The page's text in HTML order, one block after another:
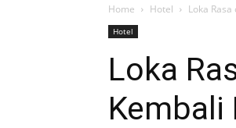
Home Hotel Loka
Hotel
Loka
Kembali